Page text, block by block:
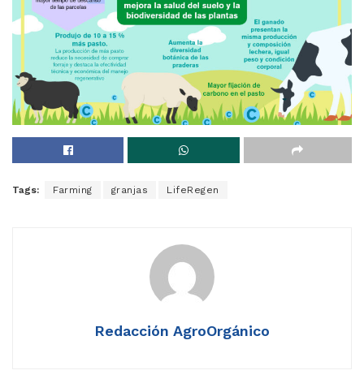
Tags: Farming granjas LifeRegen
Redacción AgroOrgánico